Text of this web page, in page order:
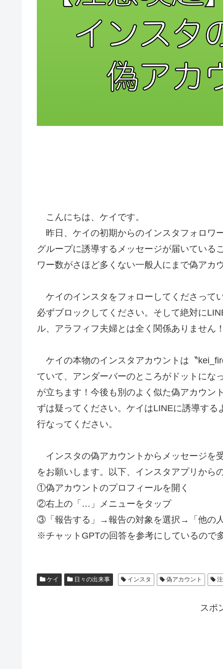
こんにちは、ケイです。
昨日、ケイの初期からのインスタフォロワ
グループに誘導するメッセージが届いている
ワー数がさほど多くない一般人にまで偽アカ
ケイのインスタをフォローしてくださって
必ずブロックしてください。そして絶対に
ル、アラフィフ夫婦とは全く関係ありません！
ケイの本物のインスタアカウントは〝
ていて、アンダーバーのところがドットにな
が立ちます！今後も別のよく似た偽アカウン
ずは疑ってください。ケイはLINEに誘導す
行なってください。
インスタの偽アカウントからメッセージを
をお願いします。以下、インスタアプリから
①偽アカウントのプロフィールを開く
②右上の「…」メニューをタップ
③「報告する」→報告の対象を選択→「他の
※チャットGPTの回答を参考にしているので
ケイ 日々の出来事 インスタ 偽アカウント
スポ